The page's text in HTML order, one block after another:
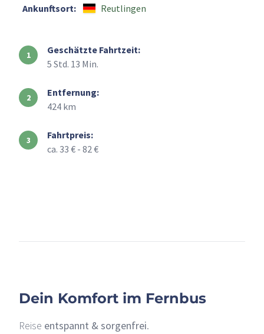
Ankunftsort:
Reutlingen
Geschätzte Fahrtzeit:
5 Std. 13 Min.
Entfernung:
424 km
Fahrtpreis:
ca. 33 € - 82 €
Dein Komfort im Fernbus
Reise entspannt & sorgenfrei.